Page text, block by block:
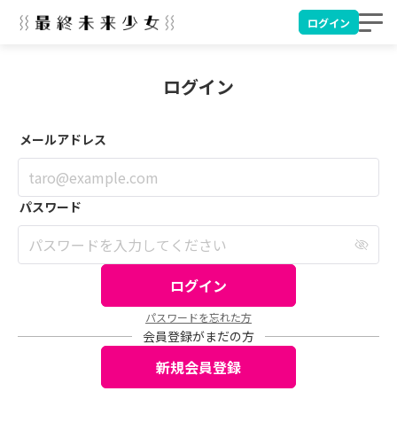
ログイン
ログイン
メールアドレス
taro@example.com
パスワード
パスワードを入力してください
ログイン
パスワードを忘れた方
会員登録がまだの方
新規会員登録